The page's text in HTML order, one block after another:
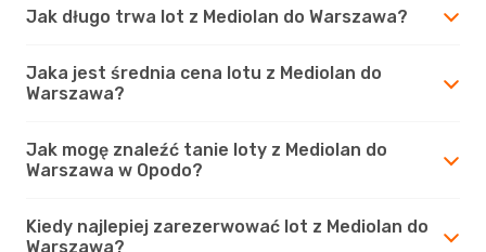
Jak długo trwa lot z Mediolan do Warszawa?
Jaka jest średnia cena lotu z Mediolan do
Warszawa?
Jak mogę znaleźć tanie loty z Mediolan do
Warszawa w Opodo?
Kiedy najlepiej zarezerwować lot z Mediolan do
Warszawa?